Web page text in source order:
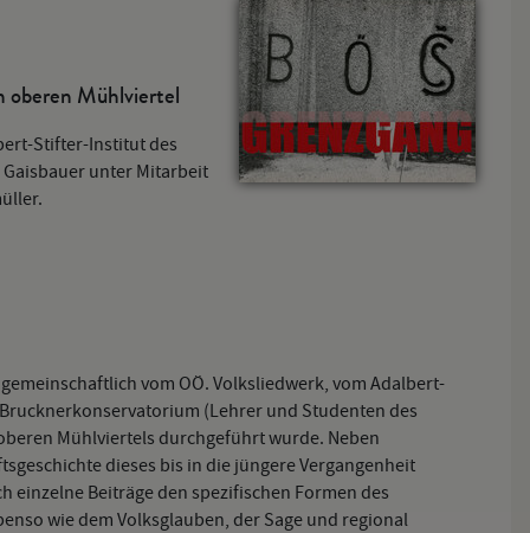
oberen Mühlviertel
Stifter-Institut des
unter Mitarbeit
vom OÖ. Volksliedwerk, vom Adalbert-
(Lehrer und Studenten des
Mühlviertels durchgeführt wurde. Neben
dieses bis in die jüngere Vergangenheit
einzelne Beiträge den spezifischen Formen des
wie dem Volksglauben, der Sage und regional